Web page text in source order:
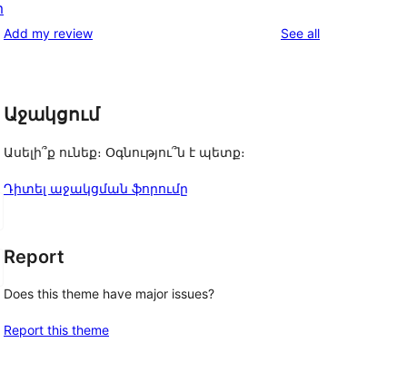
reviews
star
reviews
1-
star
Add my review See allreviews
Աջակցում
Ասելի՞ք ունեք։ Օգնությու՞ն է պետք։
Դիտել աջակցման ֆորումը
Report
Does this theme have major issues?
Report this theme